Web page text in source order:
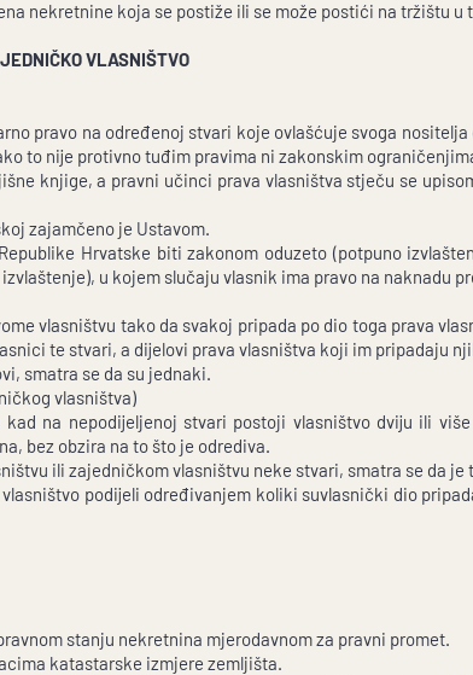
nekretnine koja se postiže ili se može postići na tržištu u
VLASNIŠTVO
pravo na određenoj stvari koje ovlašćuje svoga
to nije protivno tuđim pravima ni zakonskim
knjige, a pravni učinci prava vlasništva stječu se
zajamčeno je Ustavom.
Hrvatske biti zakonom oduzeto (potpuno
u kojem slučaju vlasnik ima pravo na naknadu
vlasništvu tako da svakoj pripada po dio toga prava
te stvari, a dijelovi prava vlasništva koji im pripadaju
smatra se da su jednaki.
vlasništva)
na nepodijeljenoj stvari postoji vlasništvo dviju ili
bez obzira na to što je odrediva.
ili zajedničkom vlasništvu neke stvari, smatra se da je
podijeli određivanjem koliki suvlasnički dio
stanju nekretnina mjerodavnom za pravni promet.
katastarske izmjere zemljišta.